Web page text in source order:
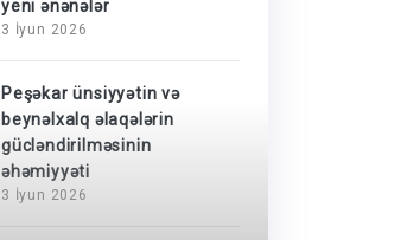
yeni ənənələr
3 İyun 2026
Peşəkar ünsiyyətin və
beynəlxalq əlaqələrin
gücləndirilməsinin
əhəmiyyəti
3 İyun 2026